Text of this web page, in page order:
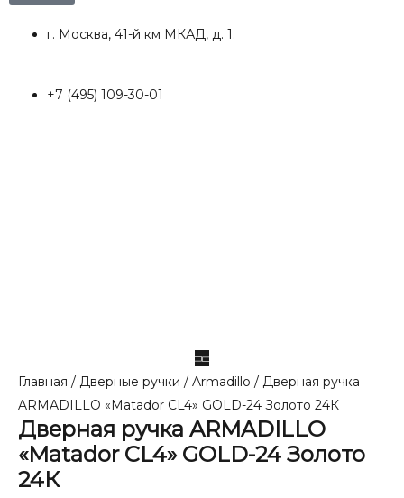
г. Москва, 41-й км МКАД, д. 1.
+7 (495) 109-30-01
Главная / Дверные ручки / Armadillo / Дверная ручка
ARMADILLO «Matador CL4» GOLD-24 Золото 24К
Дверная ручка ARMADILLO
«Matador CL4» GOLD-24 Золото
24К